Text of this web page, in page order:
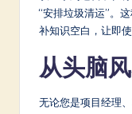
“安排垃圾清运”。
补知识空白，让即
从头脑
无论您是项目经理